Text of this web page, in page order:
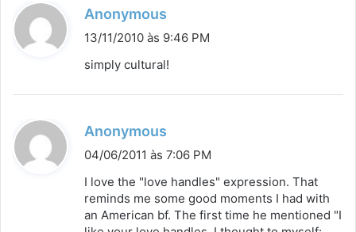
Anonymous
i
e
13/11/2010 às 9:46 PM
simply cultural!
Anonymous
i
s
e
04/06/2011 às 7:06 PM
I love the "love handles" expression. That
reminds me some good moments I had with
an American bf. The first time he mentioned "I